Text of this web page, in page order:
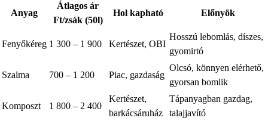
Anyag
Átlagos ár
Ft/zsák (50l)
Hol kapható Előnyök
Fenyőkéreg 1 300 – 1 900 Kertészet, OBI
Hosszú lebomlás, díszes,
gyomirtó
Szalma 700 – 1 200 Piac, gazdaság
Olcsó, könnyen elérhető,
gyorsan bomlik
Komposzt 1 800 – 2 400
Kertészet,
barkácsáruház
Tápanyagban gazdag,
talajjavító